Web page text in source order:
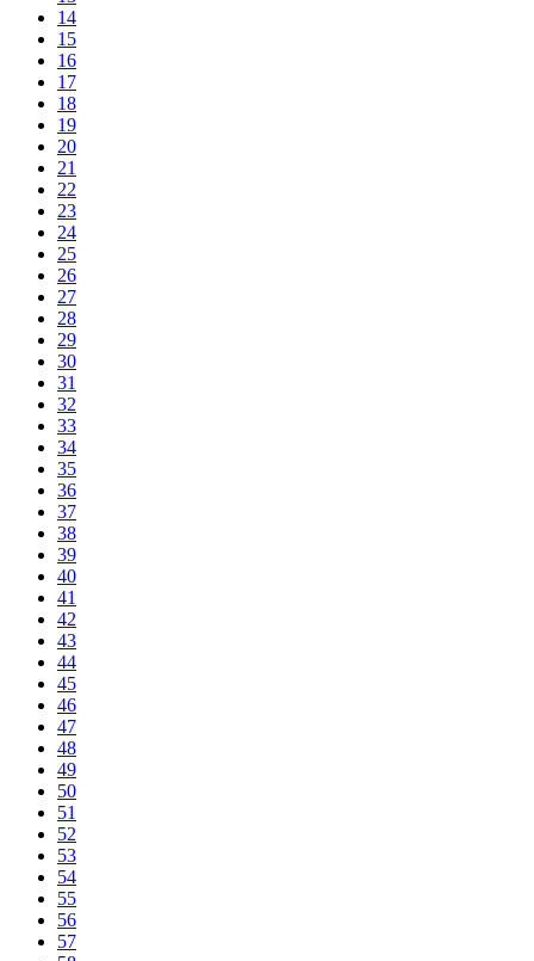
14
15
16
17
18
19
20
21
22
23
24
25
26
27
28
29
30
31
32
33
34
35
36
37
38
39
40
41
42
43
44
45
46
47
48
49
50
51
52
53
54
55
56
57